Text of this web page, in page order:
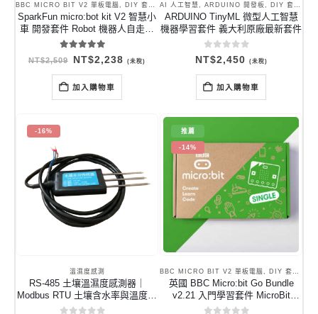
BBC MICRO BIT V2 單板電腦, DIY 套件與學習套件 ,智慧小車底盤套件
SparkFun micro:bot kit V2 智慧小
車 開發套件 Robot 機器人自走車
套件 遙控車套件組
5.00out of 5
NT$2,509
原
價
格：
NT$2,509。
NT$2,238 目
(未稅)
加入購物車
AI 人工智慧 , ARDUINO 開發板 , DIY 套件與學習套件
ARDUINO TinyML 微型人工智慧
機器學習套件 義大利原廠最新套件
0out of 5
NT$2,450 (未稅)
加入購物車
-16%
溫濕度感測
RS-485 土壤溫濕度感測器｜
Modbus RTU 土壤含水率與溫度量
測
推薦
-14%
BBC MICRO BIT V2 單板電腦 DIY 套件與學習套件
英國 BBC Micro:bit Go Bundle
v2.21 入門學習套件 MicroBit
v2.21 微型電腦開發板套件組